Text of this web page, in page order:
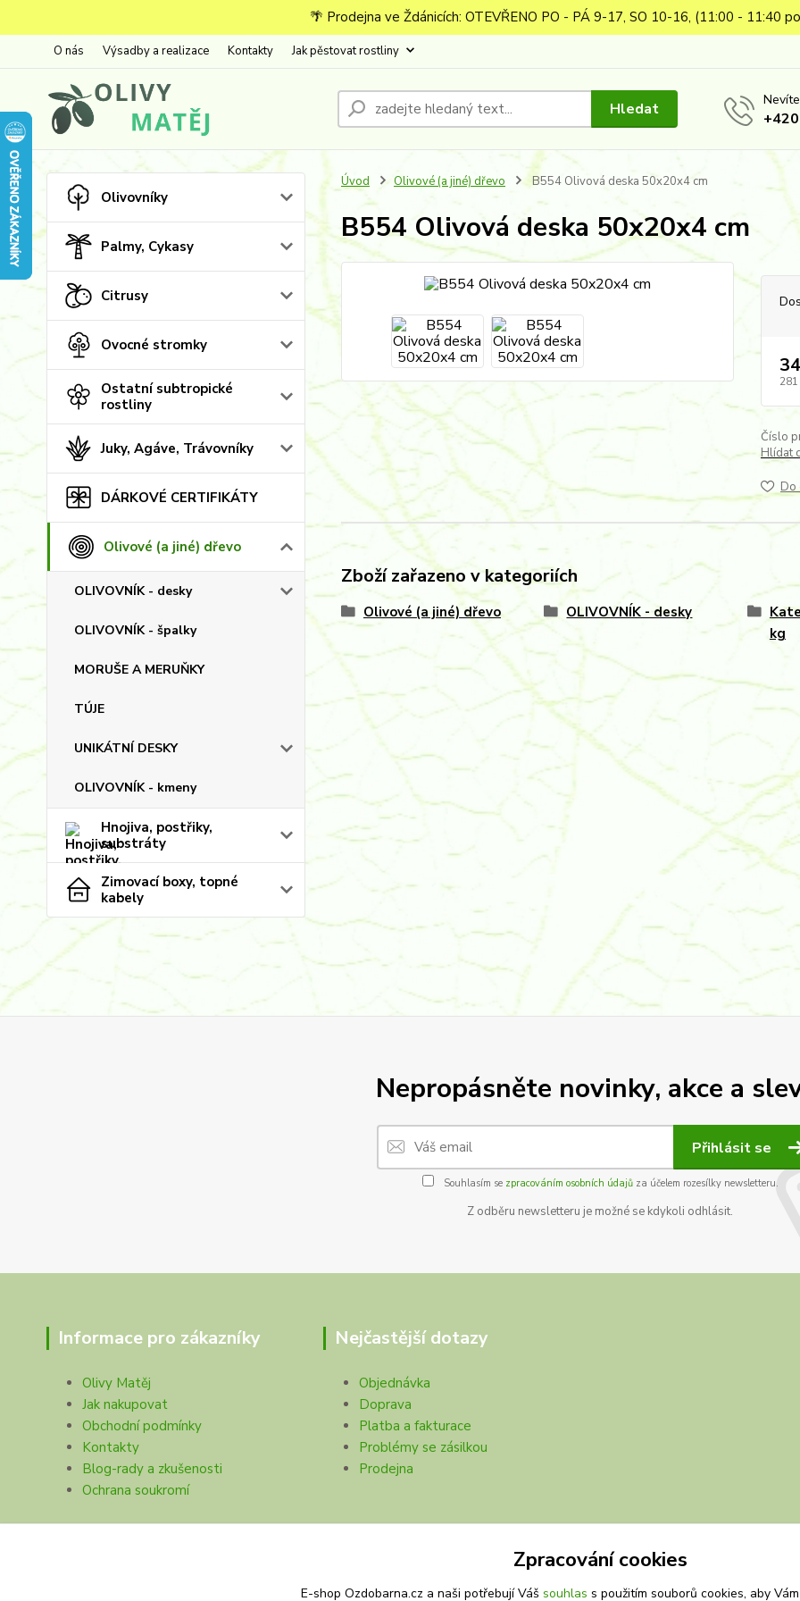
🌴 Prodejna ve Ždánicích: OTEVŘENO PO - PÁ 9-17, SO 10-16, (11:00 - 11:40
O nás Výsadby a realizace Kontakty Jak pěstovat rostliny
Hledat
Olivovníky
Palmy, Cykasy
Citrusy
Ovocné stromky
Ostatní subtropické
rostliny
Juky, Agáve, Trávovníky
DÁRKOVÉ CERTIFIKÁTY
Olivové (a jiné) dřevo
OLIVOVNÍK - desky
OLIVOVNÍK - špalky
MORUŠE A MERUŇKY
TÚJE
UNIKÁTNÍ DESKY
OLIVOVNÍK - kmeny
Hnojiva, postřiky,
substráty
Zimovací boxy, topné
kabely
Úvod Olivové (a jiné) dřevo B554 Olivová deska 50x20x4 cm
B554 Olivová deska 50x20x4 cm
281
Číslo
Hlídat
Do
Zboží zařazeno v kategoriích
Olivové (a jiné) dřevo OLIVOVNÍK - desky
kg
Nepropásněte novinky, akce a
Přihlásit se
Souhlasím se zpracováním osobních údajůza účelem rozesílky newsletteru.
Z odběru newsletteru je možné se kdykoli odhlásit.
Informace pro zákazníky
Olivy Matěj
Jak nakupovat
Obchodní podmínky
Kontakty
Blog-rady a zkušenosti
Ochrana soukromí
Nejčastější dotazy
Objednávka
Doprava
Platba a fakturace
Problémy se zásilkou
Prodejna
Zpracování cookies
E-shop Ozdobarna.cz a naši potřebují Váš souhlas s použitím souborů cookies, aby